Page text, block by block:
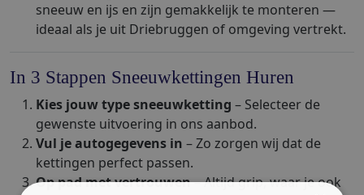
sneeuw en ijs en zijn gemakkelijk te monteren —
ideaal als je uit Driebruggen of omgeving vertrekt.
In 3 Stappen Sneeuwkettingen Huren
Kies jouw type sneeuwketting – Selecteer de
gewenste uitvoering in ons aanbod.
Vul je autogegevens in – Zo zorgen wij dat de
kettingen perfect passen.
Op pad met vertrouwen– Altijd grip, waar je ook